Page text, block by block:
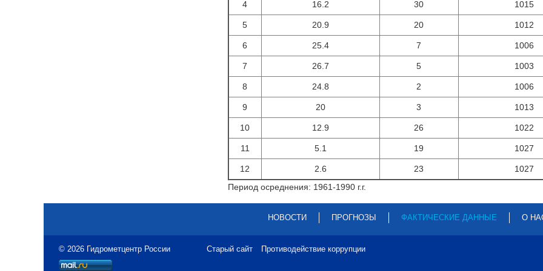
4 16.2 30 1015
5 20.9 20 1012
6 25.4 7 1006
7 26.7 5 1003
8 24.8 2 1006
9 20 3 1013
10 12.9 26 1022
11 5.1 19 1027
12 2.6 23
1027
Период осреднения: 1961-1990 г.г.
НОВОСТИ ПРОГНОЗЫ ФАКТИЧЕСКИЕ ДАННЫЕ О
© 2026 Гидрометцентр России Старый сайт Противодействие коррупции